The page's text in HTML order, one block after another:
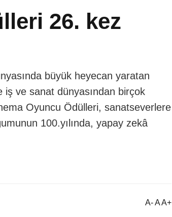
26. kez
büyük heyecan yaratan
iş ve sanat dünyasından birçok
Oyuncu Ödülleri, sanatseverlere
100.yılında, yapay zekâ
A- A A+